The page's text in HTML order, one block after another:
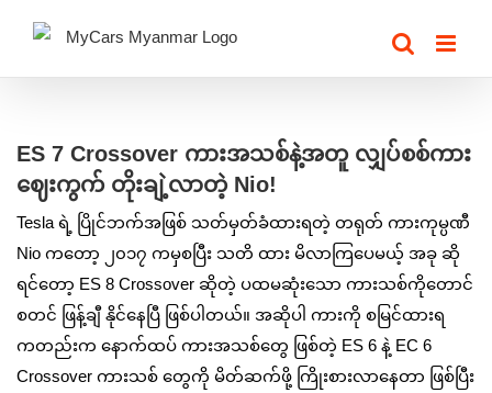
content
Larger
Image
ES 7 Crossover ကားအသစ်နဲ့အတူ လျှပ်စစ်ကား
ဈေးကွက် တိုးချဲ့လာတဲ့ Nio!
Tesla ရဲ့ ပြိုင်ဘက်အဖြစ် သတ်မှတ်ခံထားရတဲ့ တရုတ် ကားကုမ္ပဏီ
Nio ကတော့ ၂၀၁၇ ကမှစပြီး သတိ ထား မိလာကြပေမယ့် အခု ဆို
ရင်တော့ ES 8 Crossover ဆိုတဲ့ ပထမဆုံးသော ကားသစ်ကိုတောင်
စတင် ဖြန့်ချီ ‌နိုင်နေပြီ ဖြစ်ပါတယ်။ အဆိုပါ ကားကို စမြင်ထားရ
ကတည်းက နောက်ထပ် ကားအသစ်တွေ ဖြစ်တဲ့ ES 6 နဲ့ EC 6
Crossover ကားသစ် တွေကို မိတ်ဆက်ဖို့ ကြိုးစားလာနေတာ ဖြစ်ပြီး